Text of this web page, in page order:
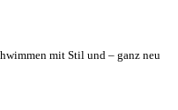
mit Stil und – ganz neu